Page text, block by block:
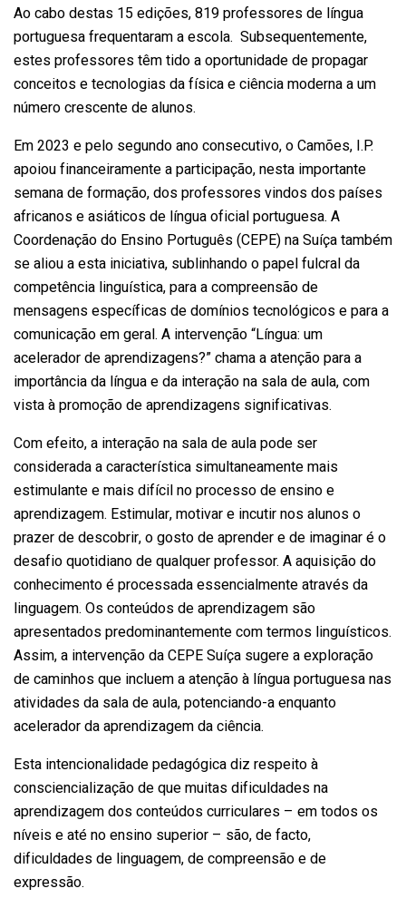
Ao cabo destas 15 edições, 819 professores de língua
portuguesa frequentaram a escola. Subsequentemente,
estes professores têm tido a oportunidade de propagar
conceitos e tecnologias da física e ciência moderna a um
número crescente de alunos.
Em 2023 e pelo segundo ano consecutivo, o Camões, I.P.
apoiou financeiramente a participação, nesta importante
semana de formação, dos professores vindos dos países
africanos e asiáticos de língua oficial portuguesa. A
Coordenação do Ensino Português (CEPE) na Suíça também
se aliou a esta iniciativa, sublinhando o papel fulcral da
competência linguística, para a compreensão de
mensagens específicas de domínios tecnológicos e para a
comunicação em geral. A intervenção “Língua: um
acelerador de aprendizagens?” chama a atenção para a
importância da língua e da interação na sala de aula, com
vista à promoção de aprendizagens significativas.
Com efeito, a interação na sala de aula pode ser
considerada a característica simultaneamente mais
estimulante e mais difícil no processo de ensino e
aprendizagem. Estimular, motivar e incutir nos alunos o
prazer de descobrir, o gosto de aprender e de imaginar é o
desafio quotidiano de qualquer professor. A aquisição do
conhecimento é processada essencialmente através da
linguagem. Os conteúdos de aprendizagem são
apresentados predominantemente com termos linguísticos.
Assim, a intervenção da CEPE Suíça sugere a exploração
de caminhos que incluem a atenção à língua portuguesa nas
atividades da sala de aula, potenciando-a enquanto
acelerador da aprendizagem da ciência.
Esta intencionalidade pedagógica diz respeito à
consciencialização de que muitas dificuldades na
aprendizagem dos conteúdos curriculares – em todos os
níveis e até no ensino superior – são, de facto,
dificuldades de linguagem, de compreensão e de
expressão.